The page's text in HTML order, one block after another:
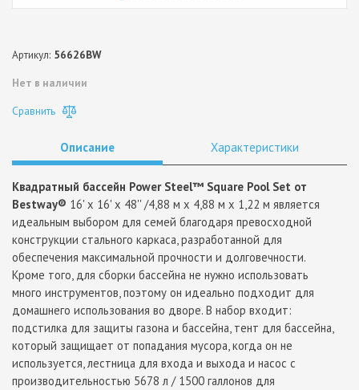
Артикул: 56626BW
Нет в наличии
Сравнить
Описание Характеристики
Квадратный бассейн Power Steel™ Square Pool Set от
Bestway® 16' x 16' x 48'' /4,88 м x 4,88 м x 1,22 м является
идеальным выбором для семей благодаря превосходной
конструкции стального каркаса, разработанной для
обеспечения максимальной прочности и долговечности.
Кроме того, для сборки бассейна не нужно использовать
много инструментов, поэтому он идеально подходит для
домашнего использования во дворе. В набор входит:
подстилка для защиты газона и бассейна, тент для бассейна,
который защищает от попадания мусора, когда он не
используется, лестница для входа и выхода и насос с
производительностью 5678 л / 1500 галлонов для